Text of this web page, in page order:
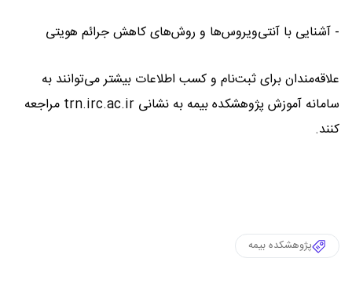
- آشنایی با آنتی‌ویروس‌ها و روش‌های کاهش جرائم هویتی
علاقه‌مندان برای ثبت‌نام و کسب اطلاعات بیشتر می‌توانند به
سامانه آموزش پژوهشکده بیمه به نشانی trn.irc.ac.ir مراجعه
کنند.
پژوهشکده بیمه